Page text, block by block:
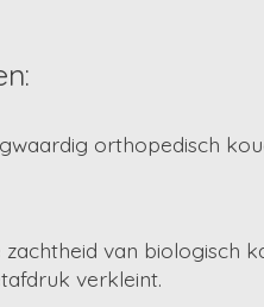
orthopedisch
van biologisch
verkleint.